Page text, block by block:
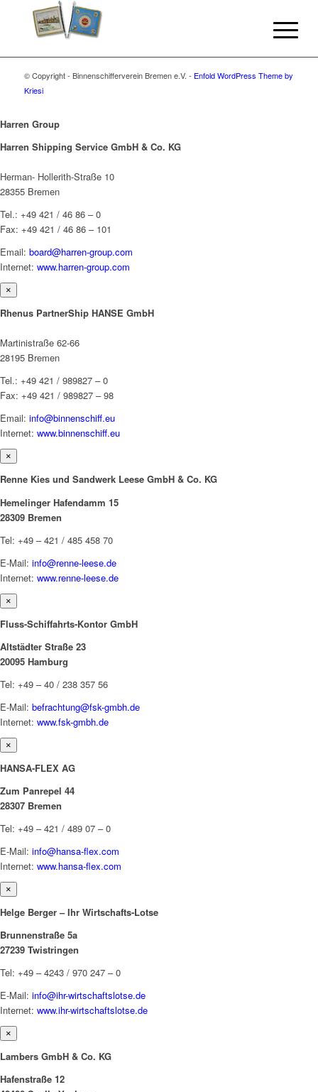
© Copyright - Binnenschifferverein Bremen e.V. - Enfold WordPress Theme by
Kriesi
Harren Group
Harren Shipping Service GmbH & Co. KG
Herman- Hollerith-Straße 10
28355 Bremen
Tel.: +49 421 / 46 86 – 0
Fax: +49 421 / 46 86 – 101
Email: board@harren-group.com
Internet: www.harren-group.com
×
Rhenus PartnerShip HANSE GmbH
Martinistraße 62-66
28195 Bremen
Tel.: +49 421 / 989827 – 0
Fax: +49 421 / 989827 – 98
Email: info@binnenschiff.eu
Internet: www.binnenschiff.eu
×
Renne Kies und Sandwerk Leese GmbH & Co. KG
Hemelinger Hafendamm 15
28309 Bremen
Tel: +49 – 421 / 485 458 70
E-Mail: info@renne-leese.de
Internet: www.renne-leese.de
×
Fluss-Schiffahrts-Kontor GmbH
Altstädter Straße 23
20095 Hamburg
Tel: +49 – 40 / 238 357 56
E-Mail: befrachtung@fsk-gmbh.de
Internet: www.fsk-gmbh.de
×
HANSA-FLEX AG
Zum Panrepel 44
28307 Bremen
Tel: +49 – 421 / 489 07 – 0
E-Mail: info@hansa-flex.com
Internet: www.hansa-flex.com
×
Helge Berger – Ihr Wirtschafts-Lotse
Brunnenstraße 5a
27239 Twistringen
Tel: +49 – 4243 / 970 247 – 0
E-Mail: info@ihr-wirtschaftslotse.de
Internet: www.ihr-wirtschaftslotse.de
×
Lambers GmbH & Co. KG
Hafenstraße 12